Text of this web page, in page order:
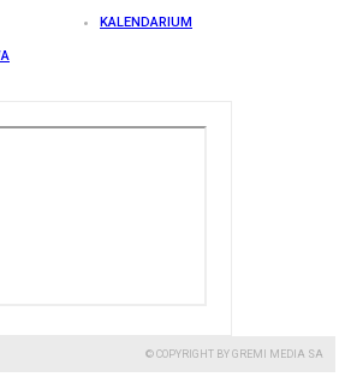
KALENDARIUM
© COPYRIGHT BY GREMI MEDIA SA